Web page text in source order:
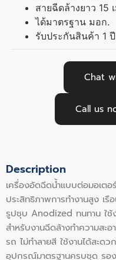
สายฉีดล้างยาว 15
ได้มาตรฐาน มอก.
รับประกันสินค้า 1 ปี
Chat
Call us
Description
เครื่องอัดฉีดน้ำแบบต่อมอเต
ประสิทธิภาพการทำงานสูง เ
รูปชุบ Anodized ทนทาน ใช้
สำหรับงานฉีดล้างทำความส
รถ ไม่ทำลายสี ใช้งานได้สะด
อุปกรณ์มาตรฐานครบชุด รอ